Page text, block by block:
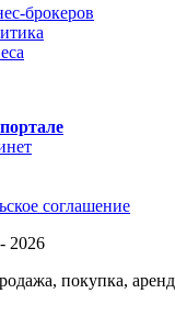
брокеров
соглашение
2026
покупка,